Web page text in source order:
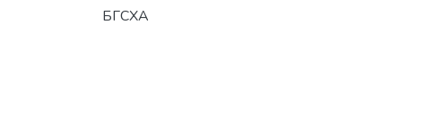
БГСХА